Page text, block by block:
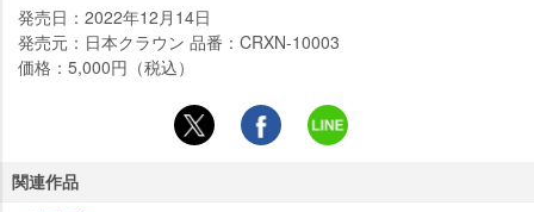
発売日：2022年12月14日
発売元：日本クラウン 品番：CRXN-10003
価格：5,000円（税込）
関連作品